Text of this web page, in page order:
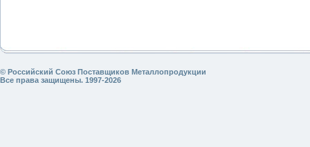
© Российский Союз Поставщиков Металлопродукции
Все права защищены. 1997-2026